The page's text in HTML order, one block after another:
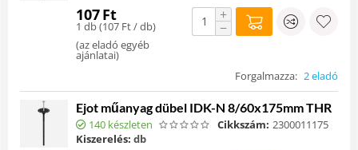
107Ft
1 db (107 Ft/ db)
(az eladó egyéb
ajánlatai)
+
−
Forgalmazza: 2 eladó
Ejot műanyag dübel IDK-N 8/60x175mm THR
140 készleten Cikkszám: 2300011175
Kiszerelés: db